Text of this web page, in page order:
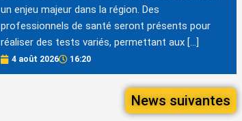
un enjeu majeur dans la région. Des
professionnels de santé seront présents pour
réaliser des tests variés, permettant aux […]
4 août 2026 16:20
News suivantes